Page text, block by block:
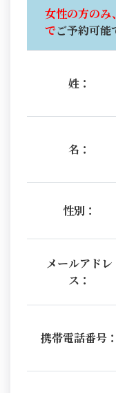
女性の方のみ
でご予約可能
姓：
名：
性別：
メールアドレ
ス：
携帯電話番号：